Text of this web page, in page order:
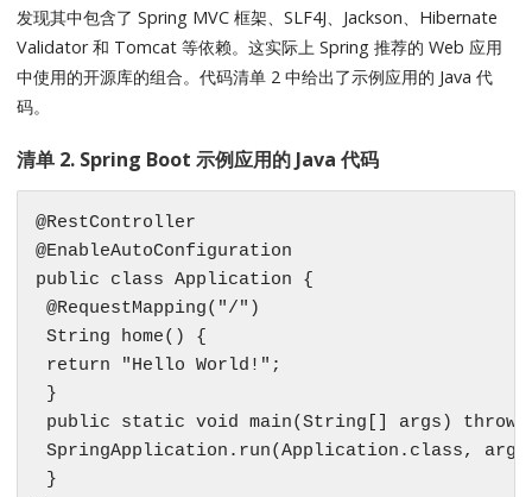
发现其中包含了 Spring MVC 框架、SLF4J、Jackson、Hibernate
Validator 和 Tomcat 等依赖。这实际上 Spring 推荐的 Web 应用
中使用的开源库的组合。代码清单 2 中给出了示例应用的 Java 代
码。
清单 2. Spring Boot 示例应用的 Java 代码
@RestController
@EnableAutoConfiguration
public class Application {
@RequestMapping("/")
String home() {
return "Hello World!";
}
public static void main(String[] args) throws
SpringApplication.run(Application.class,
}